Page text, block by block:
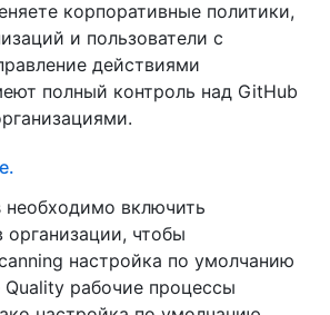
корпоративные политики,
и пользователи с
действиями
полный контроль над GitHub
необходимо включить
организации, чтобы
настройка по умолчанию
рабочие процессы